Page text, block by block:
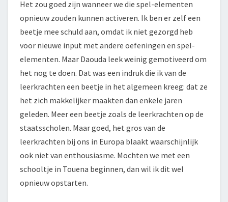
Het zou goed zijn wanneer we die spel-elementen
opnieuw zouden kunnen activeren. Ik ben er zelf een
beetje mee schuld aan, omdat ik niet gezorgd heb
voor nieuwe input met andere oefeningen en spel-
elementen. Maar Daouda leek weinig gemotiveerd om
het nog te doen. Dat was een indruk die ik van de
leerkrachten een beetje in het algemeen kreeg: dat ze
het zich makkelijker maakten dan enkele jaren
geleden. Meer een beetje zoals de leerkrachten op de
staatsscholen. Maar goed, het gros van de
leerkrachten bij ons in Europa blaakt waarschijnlijk
ook niet van enthousiasme. Mochten we met een
schooltje in Touena beginnen, dan wil ik dit wel
opnieuw opstarten.